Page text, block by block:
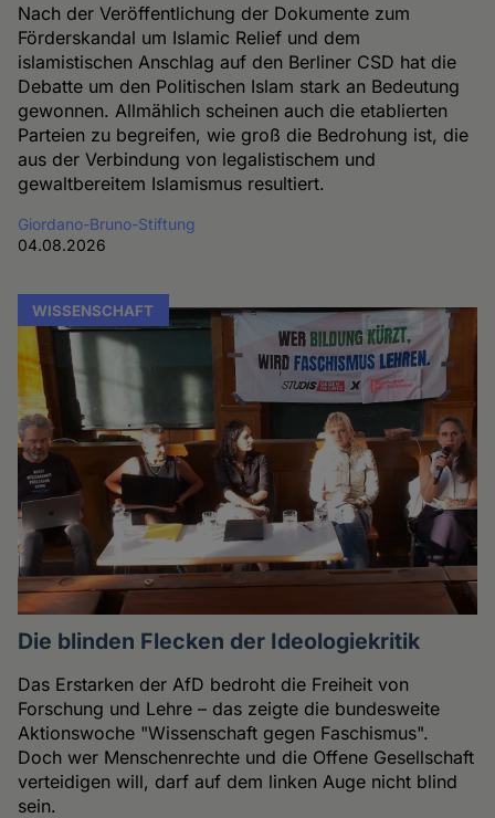
Nach der Veröffentlichung der Dokumente zum
Förderskandal um Islamic Relief und dem
islamistischen Anschlag auf den Berliner CSD hat die
Debatte um den Politischen Islam stark an Bedeutung
gewonnen. Allmählich scheinen auch die etablierten
Parteien zu begreifen, wie groß die Bedrohung ist, die
aus der Verbindung von legalistischem und
gewaltbereitem Islamismus resultiert.
Giordano-Bruno-Stiftung
04.08.2026
WISSENSCHAFT
Die blinden Flecken der Ideologiekritik
Das Erstarken der AfD bedroht die Freiheit von
Forschung und Lehre – das zeigte die bundesweite
Aktionswoche "Wissenschaft gegen Faschismus".
Doch wer Menschenrechte und die Offene Gesellschaft
verteidigen will, darf auf dem linken Auge nicht blind
sein.